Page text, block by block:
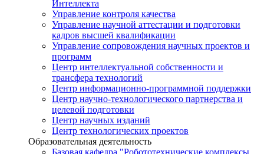
Интеллекта
Управление контроля качества
Управление научной аттестации и подготовки
кадров высшей квалификации
Управление сопровождения научных проектов и
программ
Центр интеллектуальной собственности и
трансфера технологий
Центр информационно-программной поддержки
Центр научно-технологического партнерства и
целевой подготовки
Центр научных изданий
Центр технологических проектов
Образовательная деятельность
Базовая кафедра "Робототехнические комплексы